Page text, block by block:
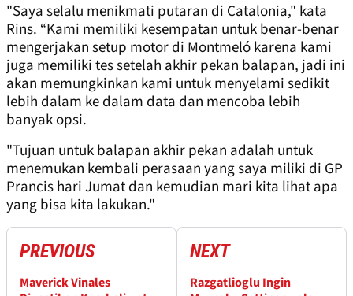
"Saya selalu menikmati putaran di Catalonia," kata
Rins. “Kami memiliki kesempatan untuk benar-benar
mengerjakan setup motor di Montmeló karena kami
juga memiliki tes setelah akhir pekan balapan, jadi ini
akan memungkinkan kami untuk menyelami sedikit
lebih dalam ke dalam data dan mencoba lebih
banyak opsi.
"Tujuan untuk balapan akhir pekan adalah untuk
menemukan kembali perasaan yang saya miliki di GP
Prancis hari Jumat dan kemudian mari kita lihat apa
yang bisa kita lakukan."
PREVIOUS
Maverick Vinales
NEXT
Razgatlioglu Ingin